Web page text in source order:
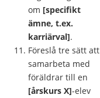
om [specifikt
ämne, t.ex.
karriärval].
Föreslå tre sätt att
samarbeta med
föräldrar till en
[årskurs X]-elev